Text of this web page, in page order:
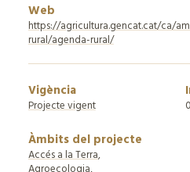
Web
https://agricultura.gencat.cat/ca/
rural/agenda-rural/
Vigència
Projecte vigent
Àmbits del projecte
Accés a la Terra